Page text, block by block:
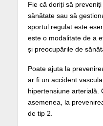
Fie că doriți să
sănătate sau să
sportul regulat este
este o modalitate de a
și preocupările de
Poate ajuta la
ar fi un accident
hipertensiune arterială.
asemenea, la
de tip 2.